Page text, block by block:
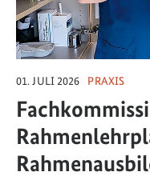
01. JULI 2026 PRAXIS